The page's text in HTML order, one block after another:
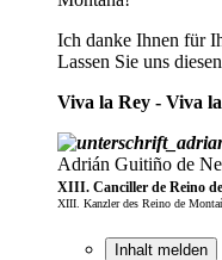
Ich danke Ihnen für
Lassen Sie uns
Viva la Rey - Viva
Adrián Guitiño de
XIII. Canciller de Reino
XIII. Kanzler des Reino de
Inhalt melden